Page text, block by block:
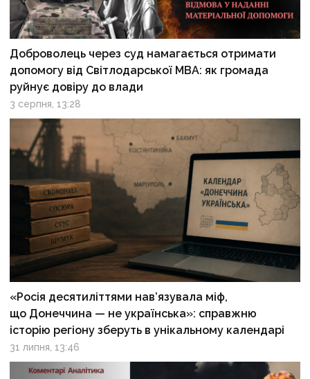
Доброволець через суд намагається отримати
допомогу від Світлодарської МВА: як громада
руйнує довіру до влади
3 серпня, 13:28
«Росія десятиліттями нав’язувала міф,
що Донеччина — не українська»: справжню
історію регіону зберуть в унікальному календарі
31 липня, 13:46